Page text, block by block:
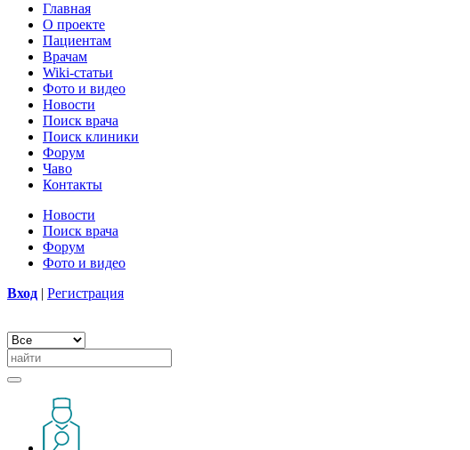
Главная
О проекте
Пациентам
Врачам
Wiki-статьи
Фото и видео
Новости
Поиск врача
Поиск клиники
Форум
Чаво
Контакты
Новости
Поиск врача
Форум
Фото и видео
Вход | Регистрация